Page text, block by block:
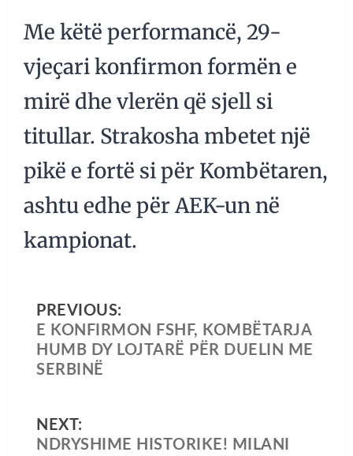
Me këtë performancë, 29-
vjeçari konfirmon formën e
mirë dhe vlerën që sjell si
titullar. Strakosha mbetet një
pikë e fortë si për Kombëtaren,
ashtu edhe për AEK-un në
kampionat.
PREVIOUS:
E KONFIRMON FSHF, KOMBËTARJA
HUMB DY LOJTARË PËR DUELIN ME
SERBINË
NEXT:
NDRYSHIME HISTORIKE! MILANI